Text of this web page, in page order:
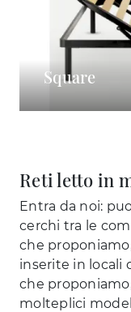
Square
Reti letto in
Entra da noi:
cerchi tra le
che
inserite in locali
che
molteplici